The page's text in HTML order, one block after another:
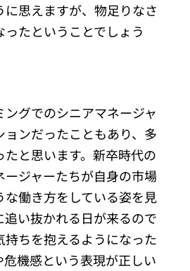
に思えますが、物足りなさ
たということでしょう
ングでのシニアマネージャ
ョンだったこともあり、多
と思います。新卒時代の
ージャーたちが自身の市場
働き方をしている姿を見
追い抜かれる日が来るので
持ちを抱えるようになった
機感という表現が正しい